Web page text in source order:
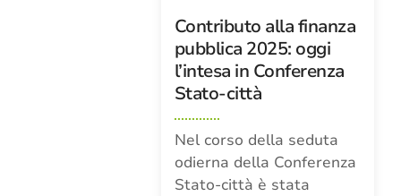
Contributo alla finanza
pubblica 2025: oggi
l’intesa in Conferenza
Stato-città
Nel corso della seduta
odierna della Conferenza
Stato-città è stata